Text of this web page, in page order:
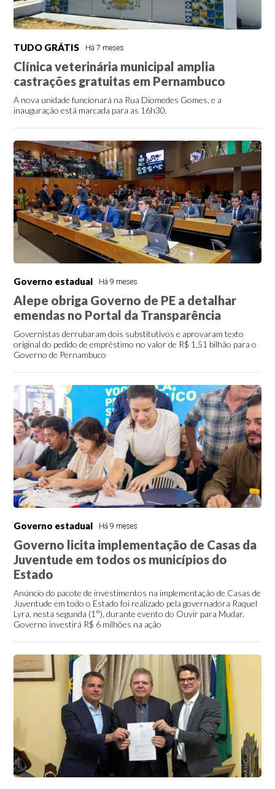
TUDO GRÁTIS Há 7 meses
Clínica veterinária municipal amplia
castrações gratuitas em Pernambuco
A nova unidade funcionará na Rua Diomedes Gomes, e a
inauguração está marcada para as 16h30.
Governo estadual Há 9 meses
Alepe obriga Governo de PE a detalhar
emendas no Portal da Transparência
Governistas derrubaram dois substitutivos e aprovaram texto
original do pedido de empréstimo no valor de R$ 1,51 bilhão para o
Governo de Pernambuco
Governo estadual Há 9 meses
Governo licita implementação de Casas da
Juventude em todos os municípios do
Estado
Anúncio do pacote de investimentos na implementação de Casas de
Juventude em todo o Estado foi realizado pela governadora Raquel
Lyra, nesta segunda (1°), durante evento do Ouvir para Mudar.
Governo investirá R$ 6 milhões na ação